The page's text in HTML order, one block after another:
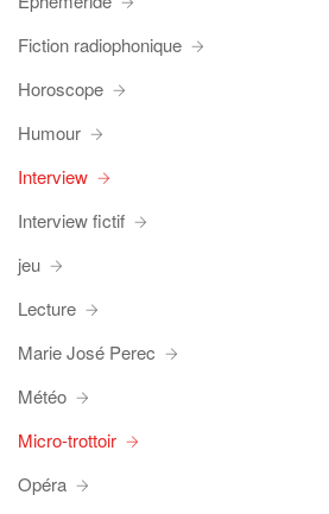
Fiction radiophonique
Horoscope
Humour
Interview
Interview fictif
jeu
Lecture
Marie José Perec
Météo
Micro-trottoir
Opéra